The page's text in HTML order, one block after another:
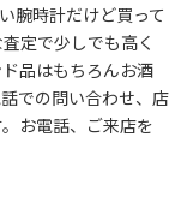
腕時計だけど買って
定で少しでも高く
品はもちろんお酒
での問い合わせ、店
お電話、ご来店を